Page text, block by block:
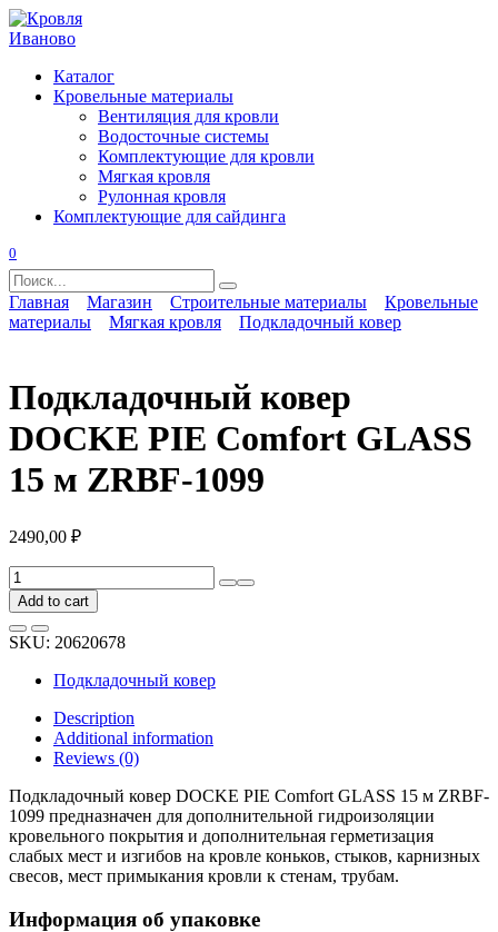
Перейти
к
Каталог
Кровельные материалы
Вентиляция для кровли
Водосточные системы
Комплектующие для кровли
Мягкая кровля
Рулонная кровля
Комплектующие для сайдинга
0
Search
for:
Главная Магазин Строительные материалы
Кровельные
материалы
Мягкая кровля Подкладочный ковер
Подкладочный ковер
DOCKE PIE Comfort GLASS
15 м ZRBF-1099
2490,00 ₽
Подкладочный
ковер
DOCKE
PIE
Comfort
GLASS
ZRBF-
1099
Add to cart
SKU: 20620678
Подкладочный ковер
Description
Additional information
Reviews (0)
Подкладочный ковер DOCKE PIE Comfort GLASS 15 м ZRBF-
1099 предназначен для дополнительной гидроизоляции
кровельного покрытия и дополнительная герметизация
слабых мест и изгибов на кровле коньков, стыков, карнизных
свесов, мест примыкания кровли к стенам, трубам.
Информация об упаковке